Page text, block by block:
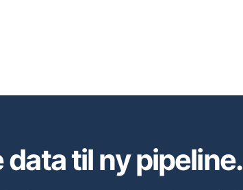
data til ny pipeline.